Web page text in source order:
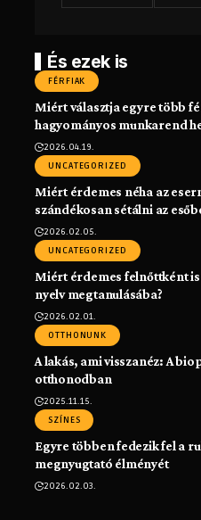
És ezek is
FÉRFIAK
Miért választja egyre több
hagyományos munkarend
2026.04.19.
UNCATEGORIZED
Miért érdemes néha az
szándékosan sétálni az
2026.02.05.
UNCATEGORIZED
Miért érdemes felnőttként
nyelv megtanulásába?
2026.02.01.
OTTHONUNK
A lakás, ami visszanéz: A
otthonodban
2025.11.15.
SZÍNES
Egyre többen fedezik fel a
megnyugtató élményét
2026.02.03.